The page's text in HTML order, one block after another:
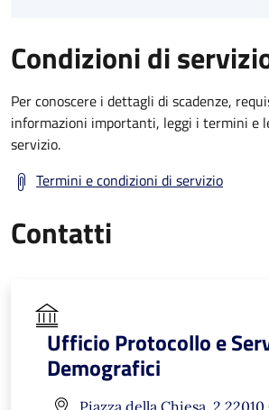
Condizioni di
Per conoscere i dettagli di scadenze,
informazioni importanti, leggi i termini e
servizio.
Termini e condizioni di servizio
Contatti
Ufficio Protocollo e
Demografici